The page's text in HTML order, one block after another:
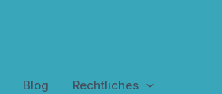
Blog Rechtliches